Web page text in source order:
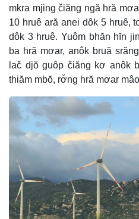
mkra mjing čiăng ngă hră
10 hruê ară anei dôk 5 hruê,
dôk 3 hruê. Yuôm bhăn hĭn
ba hră mơar, anôk bruă
lač djŏ guôp čiăng kơ anôk
thiăm mbŏ, rơ̆ng hră mơar